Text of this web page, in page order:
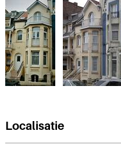
Localisatie